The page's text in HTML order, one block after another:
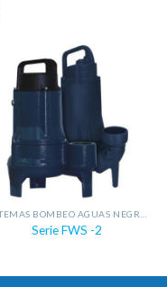
Serie FWS -2